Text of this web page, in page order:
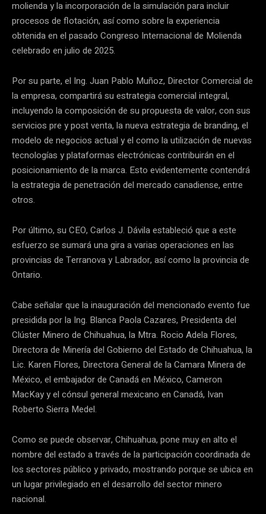
molienda y la incorporación de la simulación para incluir
procesos de flotación, así como sobre la experiencia
obtenida en el pasado Congreso Internacional de Molienda
celebrado en julio de 2025.
Por su parte, el Ing. Juan Pablo Muñoz, Director Comercial de
la empresa, compartirá su estrategia comercial integral,
incluyendo la composición de su propuesta de valor, con sus
servicios pre y post venta, la nueva estrategia de branding, el
modelo de negocios actual y el como la utilización de nuevas
tecnologías y plataformas electrónicas contribuirán en el
posicionamiento de la marca. Esto evidentemente contendrá
la estrategia de penetración del mercado canadiense, entre
otros.
Por último, su CEO, Carlos J. Dávila estableció que a este
esfuerzo se sumará una gira a varias operaciones en las
provincias de Terranova y Labrador, así como la provincia de
Ontario.
Cabe señalar que la inauguración del mencionado evento fue
presidida por la Ing. Blanca Paola Cazares, Presidenta del
Clúster Minero de Chihuahua, la Mtra. Rocio Adela Flores,
Directora de Minería del Gobierno del Estado de Chihuahua, la
Lic. Karen Flores, Directora General de la Camara Minera de
México, el embajador de Canadá en México, Cameron
MacKay y el cónsul general mexicano en Canadá, Ivan
Roberto Sierra Medel.
Como se puede observar, Chihuahua, pone muy en alto el
nombre del estado a través de la participación coordinada de
los sectores público y privado, mostrando porque se ubica en
un lugar privilegiado en el desarrollo del sector minero
nacional.